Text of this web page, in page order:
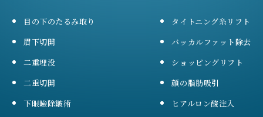
目の下のたるみ取り
眉下切開
二重埋没
二重切開
下眼瞼除皺術
タイトニング糸リフト
バッカルファット除去
ショッピングリフト
顔の脂肪吸引
ヒアルロン酸注入